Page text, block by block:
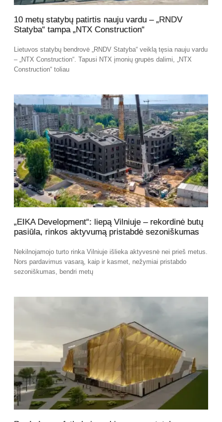
10 metų statybų patirtis nauju vardu – „RNDV
Statyba“ tampa „NTX Construction“
Lietuvos statybų bendrovė „RNDV Statyba“ veiklą tęsia nauju vardu
– „NTX Construction“. Tapusi NTX įmonių grupės dalimi, „NTX
Construction“ toliau
„EIKA Development“: liepą Vilniuje – rekordinė butų
pasiūla, rinkos aktyvumą pristabdė sezoniškumas
Nekilnojamojo turto rinka Vilniuje išlieka aktyvesnė nei prieš metus.
Nors pardavimus vasarą, kaip ir kasmet, nežymiai pristabdo
sezoniškumas, bendri metų